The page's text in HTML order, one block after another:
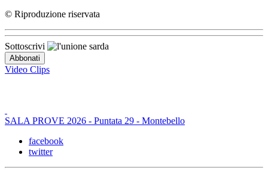
© Riproduzione riservata
Sottoscrivi
Video Clips
SALA PROVE 2026 - Puntata 29 - Montebello
facebook
twitter